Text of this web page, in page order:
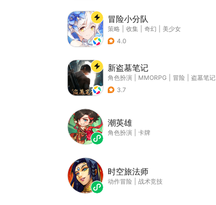
冒险小分队
策略 收集 奇幻
美少女
4.0
新盗墓笔记
角色扮演 MMORPG 冒险
盗墓笔记
3.7
潮英雄
角色扮演 卡牌
时空旅法师
动作冒险 战术竞技